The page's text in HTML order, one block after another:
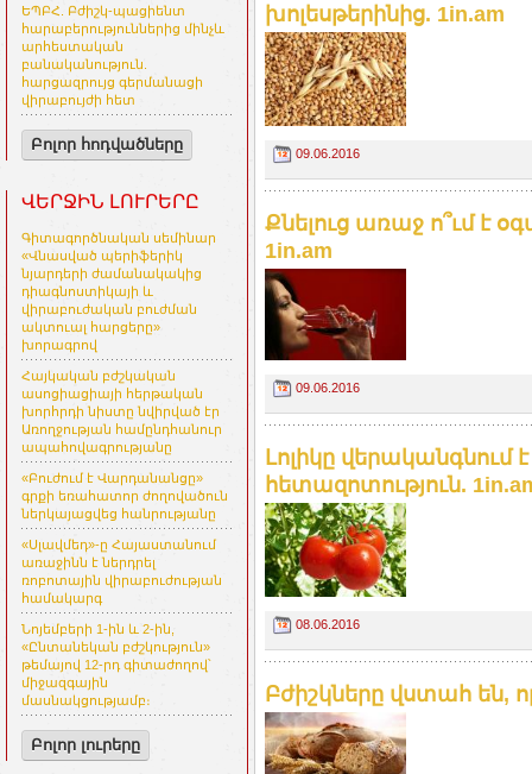
ԵՊԲՀ. Բժիշկ-պացիենտ
հարաբերություններից մինչև
արհեստական
բանականություն.
հարցազրույց գերմանացի
վիրաբույժի հետ
Բոլոր հոդվածները
ՎԵՐՋԻՆ ԼՈՒՐԵՐԸ
Գիտագործնական սեմինար
«Վնասված պերիֆերիկ
նյարդերի ժամանակակից
դիագնոստիկայի և
վիրաբուժական բուժման
ակտուալ հարցերը»
խորագրով
Հայկական բժշկական
ասոցիացիայի հերթական
խորհրդի նիստը նվիրված էր
Առողջության համընդհանուր
ապահովագրությանը
«Բուժում է Վարդանանցը»
գրքի եռահատոր ժողովածուն
ներկայացվեց հանրությանը
«Սլավմեդ»-ը Հայաստանում
առաջինն է ներդրել
ռոբոտային վիրաբուժության
համակարգ
Նոյեմբերի 1-ին և 2-ին,
«Ընտանեկան բժշկություն»
թեմայով 12-րդ գիտաժողով՝
միջազգային
մասնակցությամբ։
Բոլոր լուրերը
խոլեսթերինից. 1in.am
09.06.2016
Քնելուց առաջ ո՞ւմ է
1in.am
09.06.2016
Լոլիկը
հետազոտություն.
08.06.2016
Բժիշկները վստահ են,